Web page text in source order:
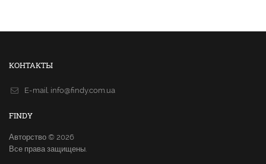
КОНТАКТЫ
E-mail. info@findy.com.ua
FINDY
Авторство © 2026
Все права защищены.